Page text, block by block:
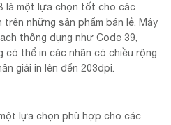
là một lựa chọn tốt cho các
trên những sản phẩm bán lẻ. Máy
thông dụng như Code 39,
có thể in các nhãn có chiều rộng
giải in lên đến 203dpi.
lựa chọn phù hợp cho các